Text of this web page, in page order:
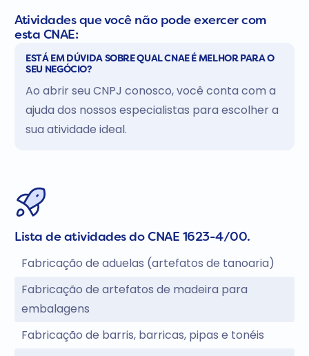
Atividades que você não pode exercer com
esta CNAE:
ESTÁ EM DÚVIDA SOBRE QUAL CNAE É MELHOR PARA O
SEU NEGÓCIO?
Ao abrir seu CNPJ conosco, você conta com a
ajuda dos nossos especialistas para escolher a
sua atividade ideal.
Lista de atividades do CNAE 1623-4/00.
Fabricação de aduelas (artefatos de tanoaria)
Fabricação de artefatos de madeira para
embalagens
Fabricação de barris, barricas, pipas e tonéis